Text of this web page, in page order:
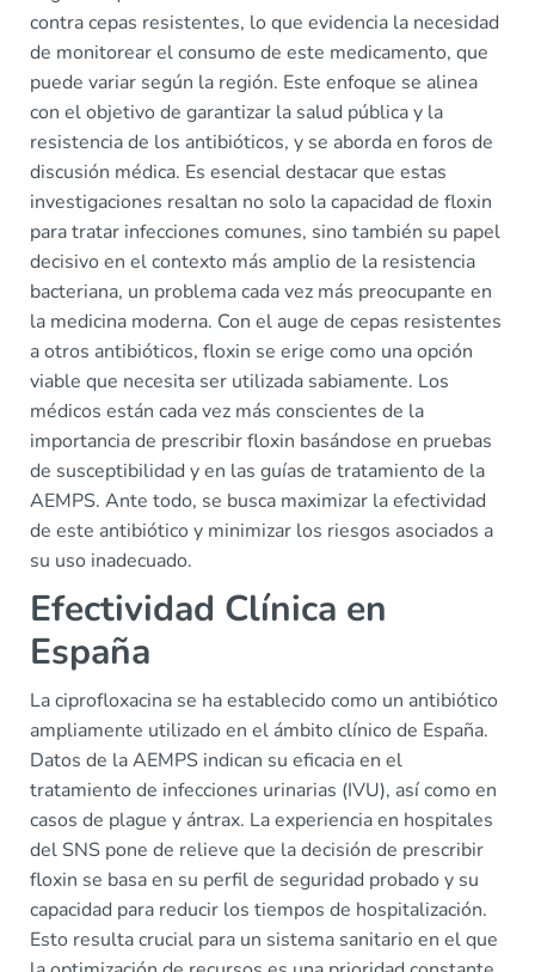
contra cepas resistentes, lo que evidencia la necesidad
de monitorear el consumo de este medicamento, que
puede variar según la región. Este enfoque se alinea
con el objetivo de garantizar la salud pública y la
resistencia de los antibióticos, y se aborda en foros de
discusión médica. Es esencial destacar que estas
investigaciones resaltan no solo la capacidad de floxin
para tratar infecciones comunes, sino también su papel
decisivo en el contexto más amplio de la resistencia
bacteriana, un problema cada vez más preocupante en
la medicina moderna. Con el auge de cepas resistentes
a otros antibióticos, floxin se erige como una opción
viable que necesita ser utilizada sabiamente. Los
médicos están cada vez más conscientes de la
importancia de prescribir floxin basándose en pruebas
de susceptibilidad y en las guías de tratamiento de la
AEMPS. Ante todo, se busca maximizar la efectividad
de este antibiótico y minimizar los riesgos asociados a
su uso inadecuado.
Efectividad Clínica en
España
La ciprofloxacina se ha establecido como un antibiótico
ampliamente utilizado en el ámbito clínico de España.
Datos de la AEMPS indican su eficacia en el
tratamiento de infecciones urinarias (IVU), así como en
casos de plague y ántrax. La experiencia en hospitales
del SNS pone de relieve que la decisión de prescribir
floxin se basa en su perfil de seguridad probado y su
capacidad para reducir los tiempos de hospitalización.
Esto resulta crucial para un sistema sanitario en el que